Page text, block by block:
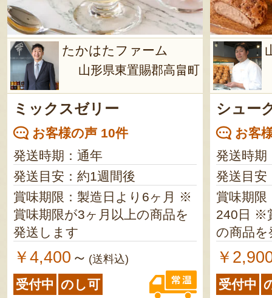
たかはたファーム
山形県東置賜郡高畠町
ミックスゼリー
お客様の声 10件
発送時期：通年
発送目安：約1週間後
賞味期限：製造日より6ヶ月 ※
賞味期限が3ヶ月以上の商品を
発送します
￥4,400 ～ (送料込)
受付中 のし可
シュー
お客
発送時期
発送目安
賞味期限
240日 ※賞味期限が200日以上
の商品を
￥
受付中